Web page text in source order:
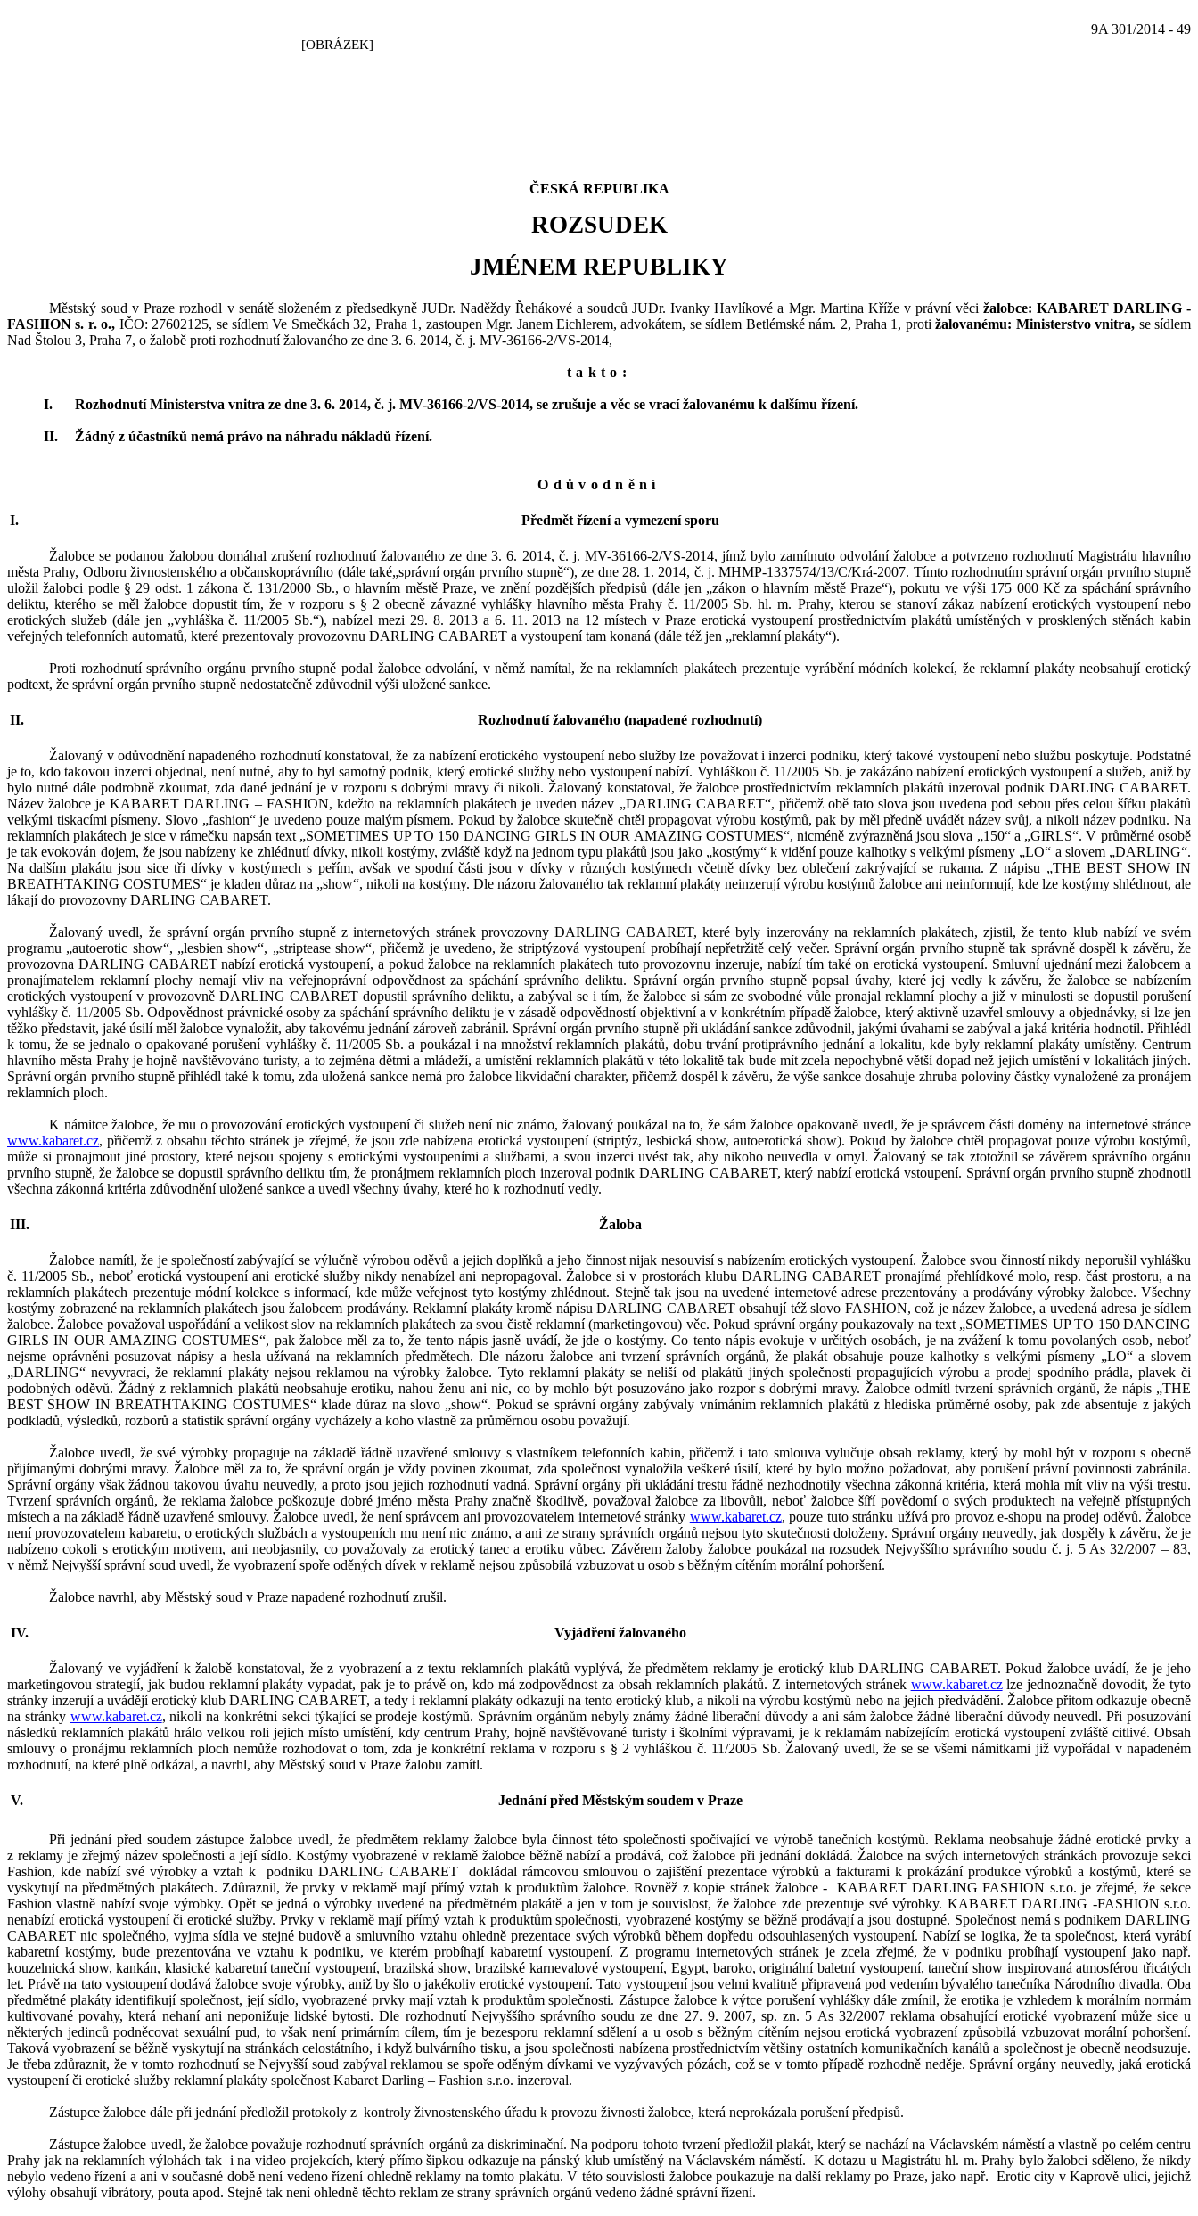
9A 301/2014 - 49
[OBRÁZEK]
ČESKÁ REPUBLIKA
ROZSUDEK
JMÉNEM REPUBLIKY
Městský soud v Praze rozhodl v senátě složeném z předsedkyně JUDr. Naděždy Řehákové a soudců JUDr. Ivanky Havlíkové a Mgr. Martina Kříže v právní věci žalobce: KABARET DARLING -
FASHION s. r. o., IČO: 27602125, se sídlem Ve Smečkách 32, Praha 1 , zastoupen Mgr. Janem Eichlerem, advokátem, se sídlem Betlémské nám. 2, Praha 1, protižalovanému: Ministerstvo vnitra, se sídlem
Nad Štolou 3, Praha 7, o žalobě proti rozhodnutí žalovaného ze dne 3. 6. 2014, č. j. MV-36166-2/VS-2014,
takto:
Rozhodnutí Ministerstva vnitra ze dne 3. 6. 2014, č. j. MV-36166-2/VS-2014, se zrušuje a věc se vrací žalovanému k dalšímu řízení.
Žádný z účastníků nemá právo na náhradu nákladů řízení.
Odůvodnění
Předmět řízení a vymezení sporu
Žalobce se podanou žalobou domáhal zrušení rozhodnutí žalovaného ze dne 3. 6. 2014, č. j. MV-36166-2/VS-2014, jímž bylo zamítnuto odvolánížalobce a potvrzeno rozhodnutí Magistrátu hlavního
města Prahy, Odboru živnostenskéhoa občanskoprávního (dáletaké„správní orgán prvního stupně“), ze dne 28. 1. 2014, č. j. MHMP-1337574/13/C/Krá-2007. Tímto rozhodnutím správní orgán prvního stupně
uložil žalobci podle § 29 odst. 1 zákona č. 131/2000 Sb., o hlavním městě Praze, ve znění pozdějších předpisů (dále jen „zákon o hlavním městě Praze“), pokutu ve výši 175 000 Kč za spáchání správního
deliktu, kterého se měl žalobce dopustit tím, že v rozporu s § 2 obecně závazné vyhlášky hlavního města Prahy č. 11/2005 Sb. hl. m. Prahy, kterou se stanoví zákaz nabízení erotických vystoupení nebo
erotických služeb (dále jen „vyhláška č. 11/2005 Sb.“), nabízel mezi 29. 8. 2013 a 6. 11. 2013na 12 místech v Praze erotická vystoupení prostřednictvím plakátů umístěných v prosklených stěnách kabin
veřejných telefonních automatů, které prezentovaly provozovnu DARLING CABARET a vystoupení tam konaná (dále též jen „reklamní plakáty“).
Proti rozhodnutí správního orgánu prvního stupně podal žalobce odvolání, v němž namítal, že na reklamních plakátech prezentuje vyrábění módních kolekcí, že reklamní plakáty neobsahují erotický
podtext, že správní orgán prvního stupně nedostatečně zdůvodnil výši uložené sankce.
Rozhodnutí žalovaného (napadené rozhodnutí)
Žalovaný v odůvodnění napadeného rozhodnutí konstatoval, že za nabízení erotického vystoupení nebo služby lze považovat i inzerci podniku, který takové vystoupení nebo službu poskytuje. Podstatné
je to, kdo takovou inzerci objednal, není nutné, aby to byl samotný podnik, který erotické služby nebo vystoupení nabízí. Vyhláškou č. 11/2005 Sb. je zakázáno nabízení erotických vystoupení a služeb, aniž by
bylo nutné dále podrobně zkoumat, zda dané jednání je v rozporu s dobrými mravy či nikoli. Žalovaný konstatoval, že žalobce prostřednictvím reklamních plakátů inzeroval podnik DARLING CABARET.
Název žalobce je KABARET DARLING – FASHION, kdežto na reklamních plakátech je uveden název „DARLING CABARET“, přičemž obě tato slova jsou uvedena pod sebou přes celou šířku plakátů
velkými tiskacími písmeny. Slovo „fashion“ je uvedeno pouze malým písmem. Pokud by žalobce skutečně chtěl propagovat výrobu kostýmů, pak by měl předně uvádět název svůj, a nikoli název podniku. Na
reklamních plakátech je sice v rámečku napsán text „SOMETIMES UP TO 150 DANCING GIRLS IN OUR AMAZING COSTUMES“, nicméně zvýrazněná jsou slova „150“ a „GIRLS“. V průměrné osobě
je tak evokován dojem, že jsou nabízeny ke zhlédnutí dívky, nikoli kostýmy, zvláště když na jednom typu plakátů jsou jako „kostýmy“ k vidění pouze kalhotky s velkými písmeny „LO“ a slovem „DARLING“.
Na dalším plakátu jsou sice tři dívky v kostýmech s peřím, avšak ve spodní části jsou v dívky v různých kostýmech včetně dívky bez oblečení zakrývající se rukama. Z nápisu „THE BEST SHOW IN
BREATHTAKING COSTUMES“ je kladen důraz na „show“, nikoli na kostýmy. Dle názoru žalovaného tak reklamní plakáty neinzerují výrobu kostýmů žalobce ani neinformují, kde lze kostýmy shlédnout, ale
lákají do provozovny DARLING CABARET.
Žalovaný uvedl, že správní orgán prvního stupně z internetových stránek provozovny DARLING CABARET, které byly inzerovány na reklamních plakátech, zjistil, že tento klub nabízí ve svém
programu „autoerotic show“, „lesbien show“, „striptease show“, přičemž jeuvedeno, že striptýzová vystoupení probíhají nepřetržitě celý večer. Správní orgán prvního stupně tak správně dospěl k závěru, že
provozovna DARLING CABARET nabízí erotická vystoupení, a pokud žalobce na reklamních plakátech tuto provozovnu inzeruje, nabízí tím také on erotickávystoupení. Smluvní ujednánímezi žalobcem a
pronajímatelem reklamní plochy nemajívliv na veřejnoprávní odpovědnost za spáchání správního deliktu. Správní orgán prvního stupněpopsal úvahy, které jej vedly k závěru, že žalobce se nabízením
erotických vystoupení v provozovně DARLING CABARET dopustil správního deliktu, a zabýval se i tím, že žalobce si sám ze svobodné vůle pronajal reklamní plochy a již v minulosti se dopustil porušení
vyhlášky č. 11/2005 Sb. Odpovědnost právnické osoby za spáchání správního deliktu je v zásadě odpovědností objektivní a v konkrétním případě žalobce, kterýaktivně uzavřel smlouvy a objednávky,si lzejen
těžko představit, jaké úsilí měl žalobce vynaložit, aby takovému jednání zároveň zabránil. Správní orgán prvního stupně při ukládání sankce zdůvodnil, jakými úvahami se zabýval a jaká kritéria hodnotil. Přihlédl
k tomu, že se jednalo o opakované porušení vyhlášky č. 11/2005 Sb. a poukázal i na množství reklamních plakátů, dobu trváníprotiprávního jednání a lokalitu, kde byly reklamní plakáty umístěny. Centrum
hlavního města Prahy je hojně navštěvováno turisty, a to zejména dětmi a mládeží, a umístění reklamních plakátů v této lokalitě tak bude mít zcela nepochybně větší dopad než jejich umístění v lokalitách jiných.
Správní orgán prvního stupně přihlédl také k tomu, zda uložená sankce nemá pro žalobce likvidační charakter, přičemž dospěl k závěru, že výše sankce dosahuje zhruba polovinyčástky vynaložené za pronájem
reklamních ploch.
K námitce žalobce, že mu o provozování erotických vystoupení či služeb není nic známo, žalovaný poukázal na to, žesám žalobce opakovaně uvedl, že je správcem části domény na internetové stránce
www.kabaret.cz, přičemž z obsahu těchto stránek je zřejmé, že jsou zde nabízena erotická vystoupení(striptýz, lesbická show, autoerotická show). Pokud by žalobce chtěl propagovat pouze výrobu kostýmů,
může si pronajmout jiné prostory, které nejsou spojeny s erotickými vystoupeními a službami, a svou inzerci uvést tak, aby nikoho neuvedla v omyl. Žalovaný setak ztotožnil se závěremsprávního orgánu
prvního stupně, že žalobce se dopustil správního deliktu tím, že pronájmem reklamních ploch inzeroval podnik DARLING CABARET, který nabízí erotická vstoupení. Správní orgán prvního stupně zhodnotil
všechna zákonná kritéria zdůvodněníuložené sankce a uvedl všechny úvahy, které ho k rozhodnutí vedly.
Žaloba
Žalobce namítl, že je společností zabývající se výlučně výrobou oděvů a jejich doplňků a jeho činnost nijak nesouvisí s nabízením erotických vystoupení. Žalobce svou činnostínikdy neporušilvyhlášku
č. 11/2005 Sb., neboť erotická vystoupení ani erotické služby nikdy nenabízel ani nepropagoval. Žalobce si v prostorách klubu DARLING CABARET pronajímá přehlídkové molo, resp. část prostoru, a na
reklamních plakátech prezentuje módní kolekce s informací, kde může veřejnost tyto kostýmy zhlédnout. Stejně tak jsou na uvedené internetové adrese prezentovány a prodávány výrobky žalobce. Všechny
kostýmy zobrazené na reklamních plakátech jsou žalobcem prodávány. Reklamní plakáty kromě nápisu DARLING CABARET obsahují též slovo FASHION, což je název žalobce, a uvedená adresa je sídlem
žalobce. Žalobce považoval uspořádání a velikost slov na reklamních plakátech za svou čistě reklamní (marketingovou) věc. Pokud správní orgány poukazovaly na text „SOMETIMES UP TO 150 DANCING
GIRLS IN OUR AMAZING COSTUMES“, pak žalobce měl za to, že tento nápis jasně uvádí, že jde o kostýmy. Co tento nápis evokuje v určitých osobách, je na zvážení k tomu povolaných osob, neboť
nejsme oprávněni posuzovat nápisy a hesla užívaná na reklamních předmětech. Dle názoru žalobce ani tvrzení správních orgánů, že plakát obsahuje pouze kalhotky s velkými písmeny „LO“ a slovem
„DARLING“ nevyvrací, že reklamní plakáty nejsou reklamou na výrobky žalobce. Tyto reklamní plakáty se neliší od plakátů jiných společností propagujících výrobu a prodej spodního prádla, plavek či
podobných oděvů. Žádný z reklamních plakátů neobsahuje erotiku, nahou ženu ani nic, co by mohlo být posuzováno jako rozpor s dobrými mravy. Žalobce odmítl tvrzení správních orgánů, že nápis „THE
BEST SHOW IN BREATHTAKING COSTUMES“ klade důraz na slovo „show“. Pokud se správní orgány zabývaly vnímáním reklamních plakátů z hlediska průměrné osoby, pak zde absentuje z jakých
podkladů, výsledků, rozborů a statistik správní orgány vycházely a koho vlastně za průměrnou osobu považují.
Žalobce uvedl, že své výrobky propaguje na základě řádně uzavřené smlouvy s vlastníkem telefonních kabin, přičemž i tato smlouva vylučuje obsah reklamy, který by mohl být v rozporu s obecně
přijímanými dobrými mravy. Žalobce měl za to, že správní orgán je vždy povinen zkoumat, zda společnost vynaložila veškeré úsilí, které by bylo možno požadovat, aby porušení právní povinnosti zabránila.
Správní orgány však žádnou takovou úvahu neuvedly, a proto jsou jejich rozhodnutí vadná. Správní orgány při ukládání trestu řádně nezhodnotily všechna zákonná kritéria, která mohla mít vliv na výši trestu.
Tvrzení správních orgánů, že reklama žalobce poškozuje dobré jméno města Prahy značně škodlivě, považoval žalobce za libovůli, neboť žalobce šíří povědomí o svých produktech na veřejně přístupných
místech a na základě řádně uzavřené smlouvy. Žalobce uvedl, že není správcem ani provozovatelem internetové stránky www.kabaret.cz, pouze tuto stránku užívá pro provoz e-shopu na prodej oděvů. Žalobce
není provozovatelem kabaretu, o erotických službách a vystoupeních mu není nic známo, a ani ze strany správních orgánů nejsou tyto skutečnosti doloženy. Správní orgány neuvedly, jak dospěly k závěru, že je
nabízeno cokoli s erotickým motivem, ani neobjasnily, co považovalyza erotický tanec a erotiku vůbec. Závěrem žalobyžalobce poukázal na rozsudek Nejvyššího správního soudu č. j. 5 As 32/2007 – 83,
v němž Nejvyšší správní soud uvedl, že vyobrazení spoře oděných dívek v reklamě nejsou způsobilá vzbuzovat u osob s běžným cítěním morální pohoršení.
Žalobce navrhl, aby Městský soud v Praze napadené rozhodnutí zrušil.
Vyjádření žalovaného
Žalovaný ve vyjádření k žalobě konstatoval, že z vyobrazení a z textu reklamních plakátů vyplývá, že předmětem reklamy je erotický klubDARLING CABARET. Pokud žalobce uvádí, že je jeho
marketingovou strategií, jak budou reklamní plakáty vypadat, pak je to právě on, kdo má zodpovědnost za obsah reklamních plakátů. Z internetových stránek www.kabaret.cz lze jednoznačně dovodit, že tyto
stránky inzerují a uvádějí erotický klub DARLING CABARET, a tedy i reklamní plakáty odkazují na tento erotický klub, a nikoli na výrobu kostýmů nebo na jejich předvádění. Žalobce přitom odkazuje obecně
na stránky www.kabaret.cz, nikoli na konkrétní sekci týkající se prodeje kostýmů. Správním orgánům nebyly známy žádné liberační důvody a ani sám žalobce žádné liberační důvody neuvedl. Při posuzování
následků reklamních plakátů hrálo velkou roli jejich místo umístění, kdy centrum Prahy, hojně navštěvované turisty i školními výpravami, je k reklamám nabízejícím erotická vystoupení zvláště citlivé. Obsah
smlouvy o pronájmu reklamních ploch nemůže rozhodovat o tom, zda je konkrétní reklama v rozporu s § 2vyhláškou č. 11/2005 Sb. Žalovaný uvedl, že se se všemi námitkami již vypořádal v napadeném
rozhodnutí, na které plně odkázal, a navrhl, aby Městský soud v Praze žalobu zamítl.
Jednání před Městským soudem v Praze
Při jednání před soudem zástupce žalobceuvedl, že předmětem reklamy žalobce byla činnost této společnosti spočívající ve výrobě tanečních kostýmů. Reklama neobsahuje žádné erotické prvky a
z reklamy je zřejmý název společnosti a její sídlo. Kostýmy vyobrazené v reklamě žalobce běžně nabízí a prodává, což žalobce při jednání dokládá. Žalobce na svých internetových stránkách provozuje sekci
Fashion, kde nabízí své výrobky a vztah k
podniku DARLING CABARET dokládal rámcovou smlouvou o zajištění prezentace výrobků a fakturami k prokázání produkce výrobků a kostýmů, které se
vyskytují na předmětných plakátech. Zdůraznil, že prvky v reklamě mají přímý vztah k produktům žalobce.Rovněž z kopie stránek žalobce -
KABARET DARLING FASHION s.r.o. je zřejmé, že sekce
Fashion vlastně nabízí svoje výrobky. Opět se jedná o výrobky uvedené na předmětném plakátě a jen v tom je souvislost, že žalobce zde prezentuje své výrobky. KABARET DARLING -FASHION s.r.o.
nenabízí erotická vystoupení či erotické služby. Prvky v reklamě mají přímý vztah k produktům společnosti, vyobrazené kostýmy se běžně prodávají a jsou dostupné. Společnost nemá s podnikem DARLING
CABARET nic společného, vyjma sídla ve stejné budově a smluvního vztahu ohledněprezentace svých výrobků během dopředu odsouhlasených vystoupení. Nabízí se logika, že ta společnost, která vyrábí
kabaretní kostýmy, bude prezentována ve vztahu k podniku, ve kterém probíhají kabaretní vystoupení. Z programu internetových stránek je zcela zřejmé, že v podniku probíhají vystoupení jako např.
kouzelnická show, kankán, klasické kabaretní taneční vystoupení, brazilská show, brazilské karnevalové vystoupení, Egypt, baroko, originální baletní vystoupení, taneční show inspirovaná atmosférou třicátých
let. Právě na tato vystoupení dodává žalobce svoje výrobky, aniž by šlo o jakékoliv erotické vystoupení. Tato vystoupení jsou velmi kvalitně připravená pod vedením bývalého tanečníka Národního divadla. Oba
předmětné plakáty identifikují společnost, její sídlo, vyobrazené prvky mají vztah k produktům společnosti. Zástupce žalobce k výtce porušení vyhlášky dále zmínil, že erotika je vzhledem k morálním normám
kultivované povahy, která nehaní ani neponižuje lidské bytosti. Dle rozhodnutí Nejvyššího správního soudu ze dne 27. 9. 2007, sp. zn. 5 As 32/2007 reklama obsahující erotické vyobrazení může sice u
některých jedinců podněcovat sexuální pud, to však není primárním cílem, tím je bezesporu reklamní sdělení a u osob s běžným cítěním nejsouerotická vyobrazenízpůsobilá vzbuzovat morální pohoršení.
Taková vyobrazení se běžně vyskytují na stránkách celostátního, i když bulvárního tisku, a jsou společnosti nabízena prostřednictvím většiny ostatních komunikačních kanálů a společnost je obecně neodsuzuje.
Je třeba zdůraznit, že v tomto rozhodnutí se Nejvyšší soud zabýval reklamou se spoře oděným dívkami ve vyzývavých pózách, což se v tomto případěrozhodně neděje. Správní orgány neuvedly, jaká erotická
vystoupení či erotické služby reklamní plakáty společnost Kabaret Darling – Fashion s.r.o. inzeroval.
Zástupcežalobce dále při jednání předložil protokoly z kontroly živnostenského úřadu k provozu živnosti žalobce, která neprokázala porušení předpisů.
Zástupce žalobce uvedl, že žalobce považuje rozhodnutí správních orgánů za diskriminační. Na podporu tohoto tvrzení předložil plakát, který se nachází na Václavském náměstí a vlastně po celém centru
Prahy jak na reklamních výlohách tak i na video projekcích, který přímo šipkou odkazuje na pánský klub umístěný na Václavském náměstí. K dotazu u Magistrátuhl. m. Prahy bylo žalobci sděleno, že nikdy
nebylo vedeno řízení a ani v současné době není vedeno řízení ohledně reklamy na tomto plakátu. V této souvislosti žalobce poukazuje na další reklamy po Praze, jako např. Erotic city v Kaprově ulici, jejichž
výlohy obsahují vibrátory, pouta apod. Stejně tak není ohledně těchto reklam ze strany správních orgánů vedeno žádné správní řízení.